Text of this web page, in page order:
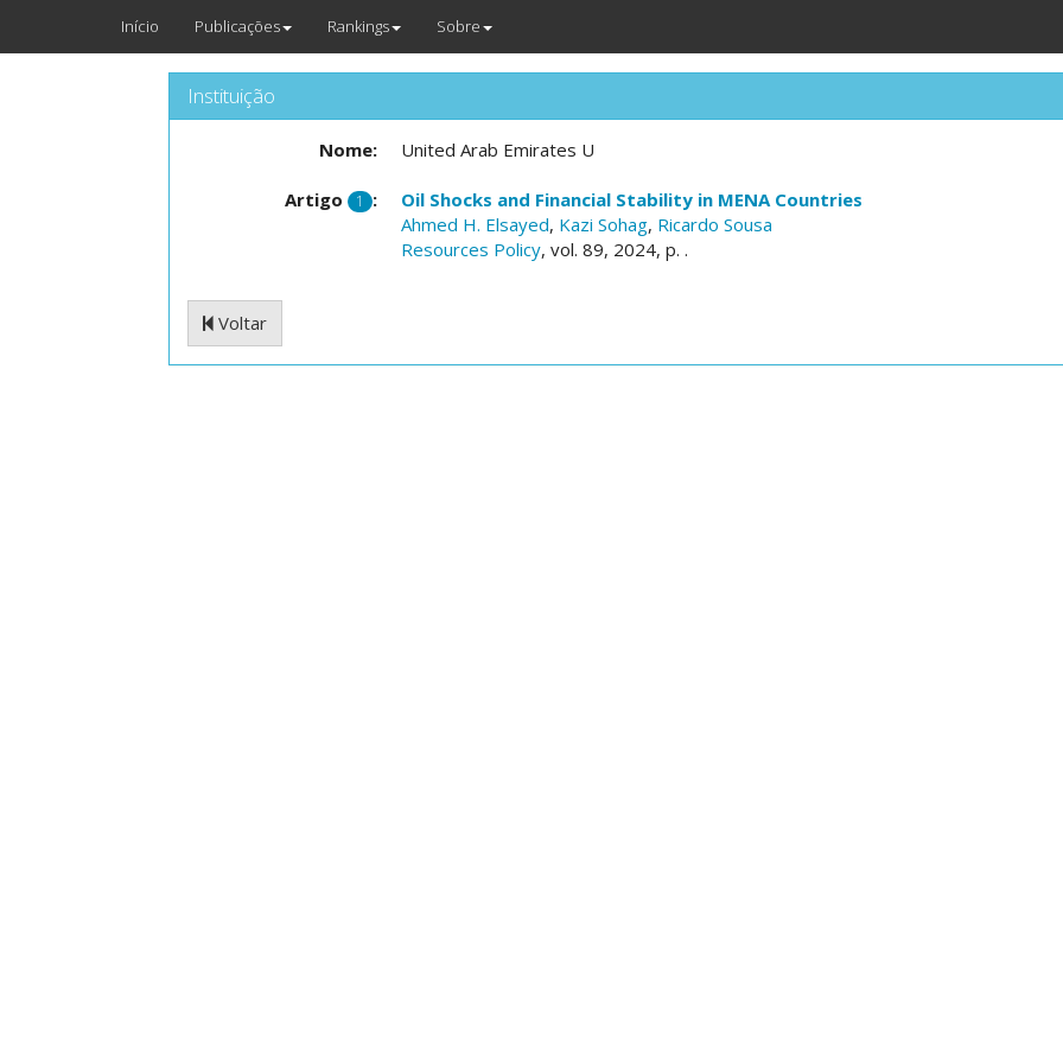
Início Publicações Rankings Sobre
Instituição
Nome: United Arab Emirates U
Artigo 1 :
Oil Shocks and Financial Stability in MENA Countries
Ahmed H. Elsayed, Kazi Sohag, Ricardo Sousa
Resources Policy, vol. 89, 2024, p. .
Voltar